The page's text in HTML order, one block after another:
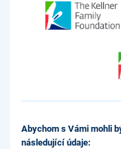
Abychom s Vámi mohli
následující údaje: